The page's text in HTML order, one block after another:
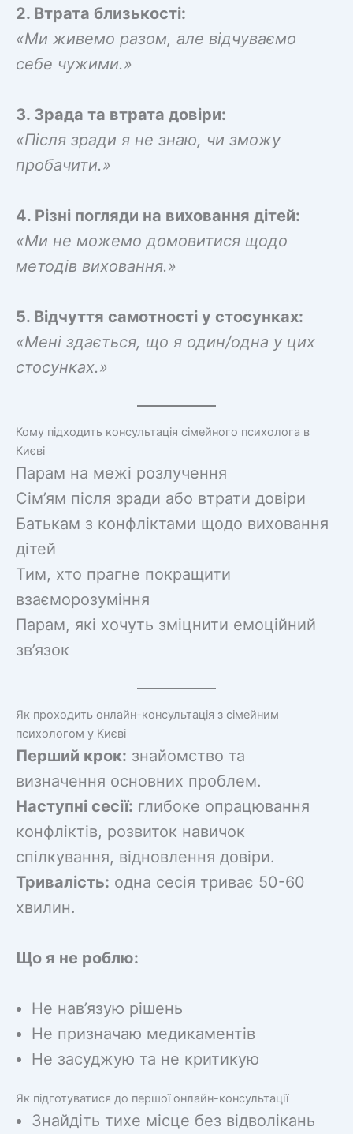
2. Втрата близькості:
«Ми живемо разом, але відчуваємо
себе чужими.»
3. Зрада та втрата довіри:
«Після зради я не знаю, чи зможу
пробачити.»
4. Різні погляди на виховання дітей:
«Ми не можемо домовитися щодо
методів виховання.»
5. Відчуття самотності у стосунках:
«Мені здається, що я один/одна у цих
стосунках.»
Кому підходить консультація сімейного психолога в
Києві
Парам на межі розлучення
Сім’ям після зради або втрати довіри
Батькам з конфліктами щодо виховання
дітей
Тим, хто прагне покращити
взаєморозуміння
Парам, які хочуть зміцнити емоційний
зв’язок
Як проходить онлайн-консультація з сімейним
психологом у Києві
Перший крок: знайомство та
визначення основних проблем.
Наступні сесії: глибоке опрацювання
конфліктів, розвиток навичок
спілкування, відновлення довіри.
Тривалість: одна сесія триває 50-60
хвилин.
Що я не роблю:
Не нав’язую рішень
Не призначаю медикаментів
Не засуджую та не критикую
Як підготуватися до першої онлайн-консультації
Знайдіть тихе місце без відволікань